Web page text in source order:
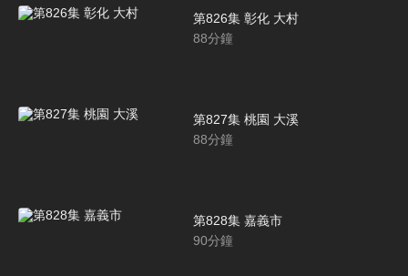
第826集 彰化 大村
88分鐘
第827集 桃園 大溪
88分鐘
第828集 嘉義市
90分鐘